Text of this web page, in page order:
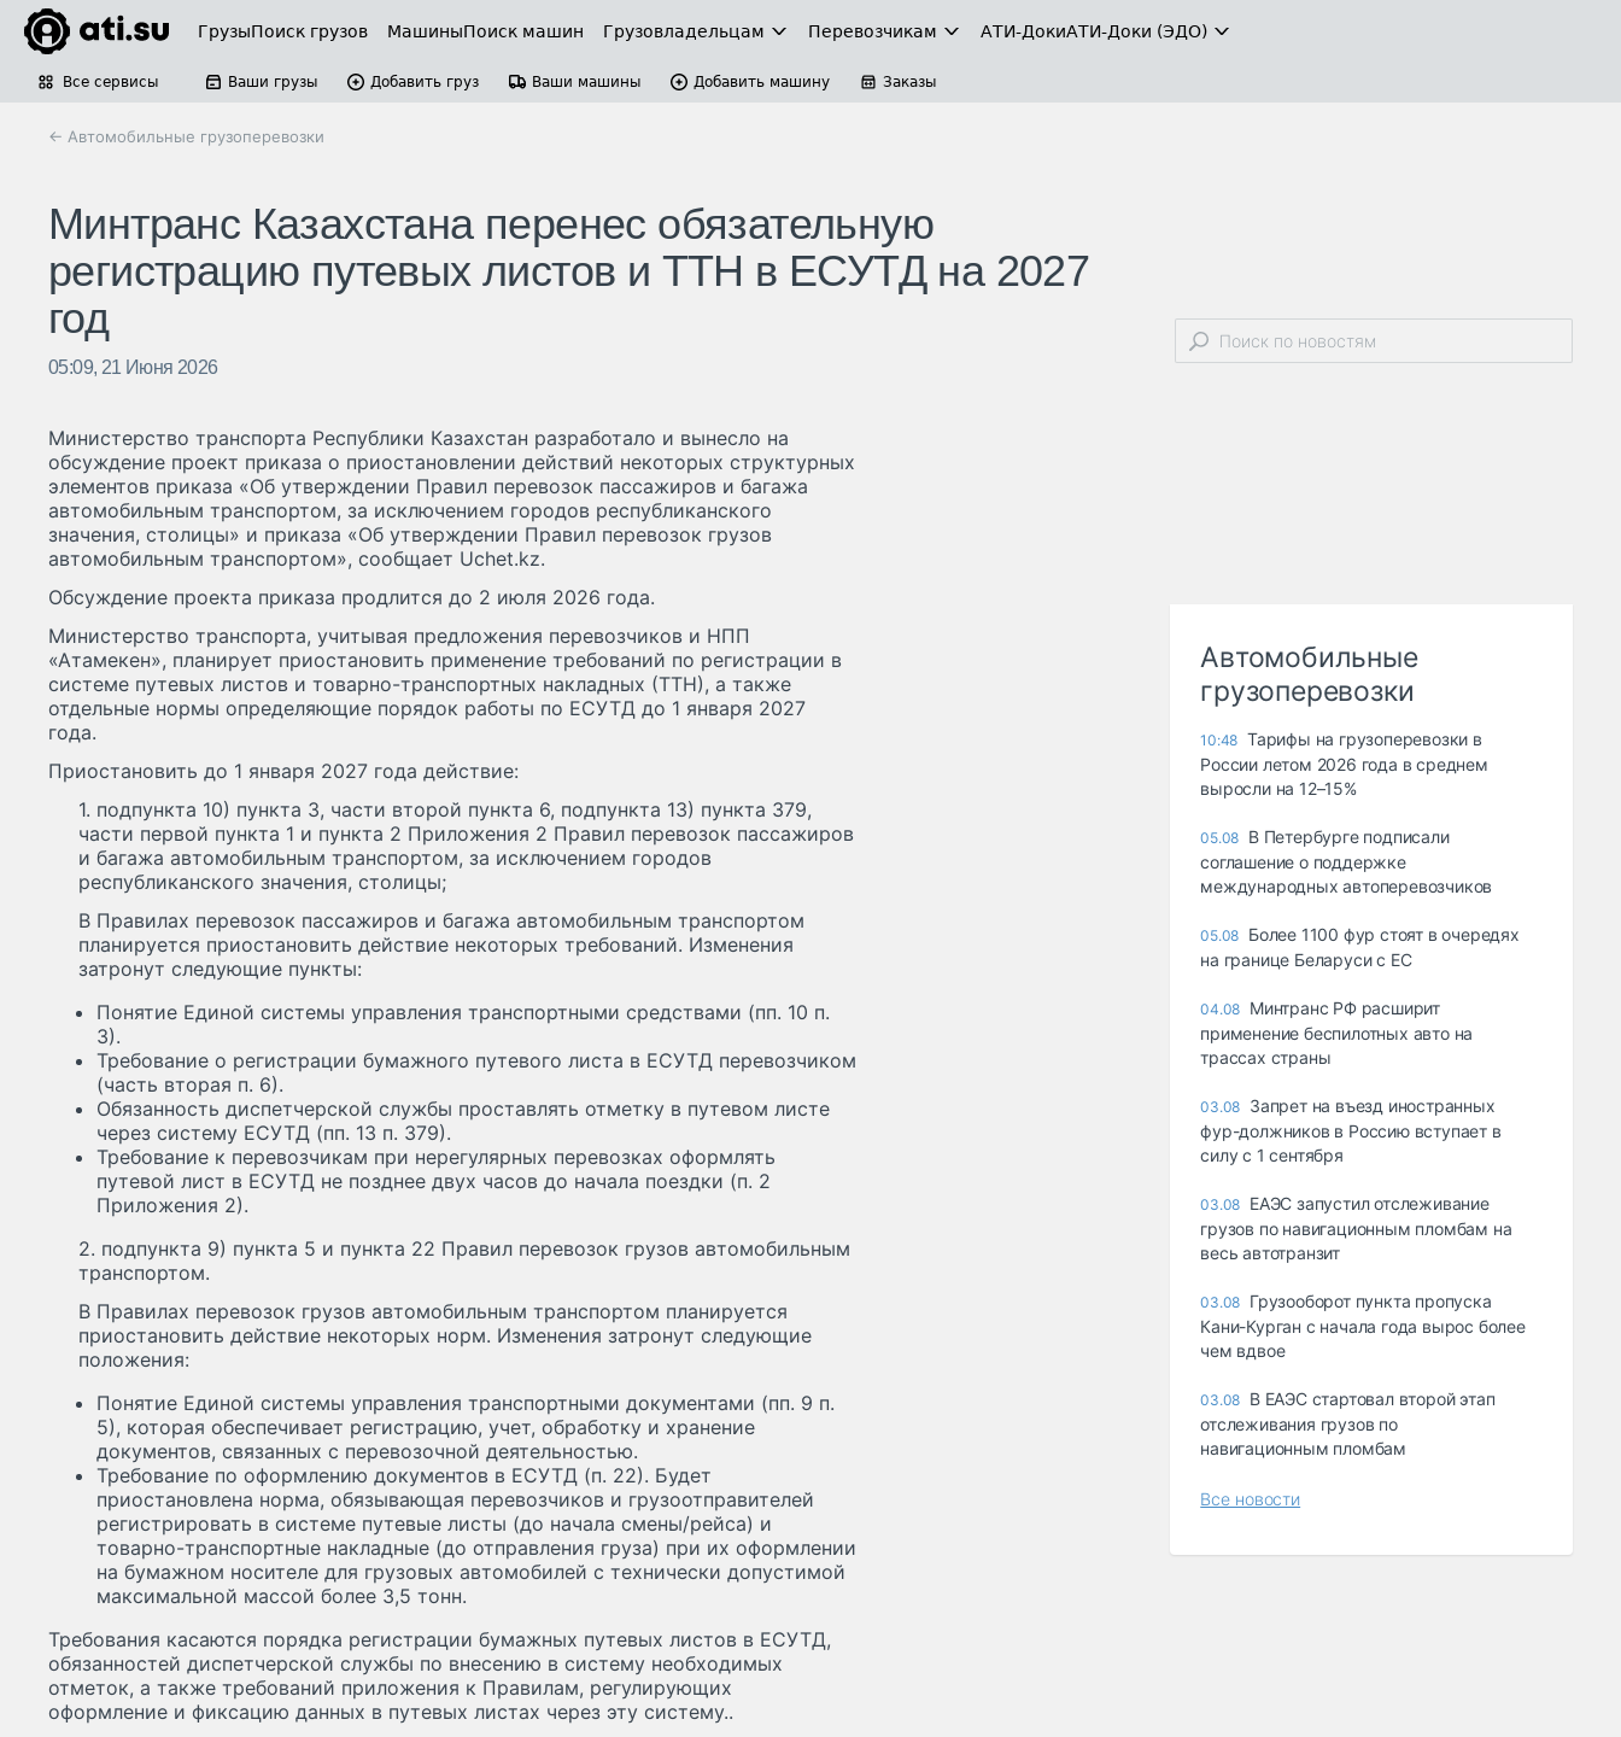
ГрузыПоиск грузов МашиныПоиск машин Грузовладельцам Перевозчикам АТИ-ДокиАТИ-Доки (ЭДО)
Все сервисы Ваши грузы Добавить груз Ваши машины Добавить машину Заказы
← Автомобильные грузоперевозки
Минтранс Казахстана перенес обязательную
регистрацию путевых листов и ТТН в ЕСУТД на 2027
год
05:09, 21 Июня 2026
Министерство транспорта Республики Казахстан разработало и вынесло на
обсуждение проект приказа о приостановлении действий некоторых структурных
элементов приказа «Об утверждении Правил перевозок пассажиров и багажа
автомобильным транспортом, за исключением городов республиканского
значения, столицы» и приказа «Об утверждении Правил перевозок грузов
автомобильным транспортом», сообщает Uchet.kz.
Обсуждение проекта приказа продлится до 2 июля 2026 года.
Министерство транспорта, учитывая предложения перевозчиков и НПП
«Атамекен», планирует приостановить применение требований по регистрации в
системе путевых листов и товарно-транспортных накладных (ТТН), а также
отдельные нормы определяющие порядок работы по ЕСУТД до 1 января 2027
года.
Приостановить до 1 января 2027 года действие:
1. подпункта 10) пункта 3, части второй пункта 6, подпункта 13) пункта 379,
части первой пункта 1 и пункта 2 Приложения 2 Правил перевозок пассажиров
и багажа автомобильным транспортом, за исключением городов
республиканского значения, столицы;
В Правилах перевозок пассажиров и багажа автомобильным транспортом
планируется приостановить действие некоторых требований. Изменения
затронут следующие пункты:
Понятие Единой системы управления транспортными средствами (пп. 10 п.
3).
Требование о регистрации бумажного путевого листа в ЕСУТД перевозчиком
(часть вторая п. 6).
Обязанность диспетчерской службы проставлять отметку в путевом листе
через систему ЕСУТД (пп. 13 п. 379).
Требование к перевозчикам при нерегулярных перевозках оформлять
путевой лист в ЕСУТД не позднее двух часов до начала поездки (п. 2
Приложения 2).
2. подпункта 9) пункта 5 и пункта 22 Правил перевозок грузов автомобильным
транспортом.
В Правилах перевозок грузов автомобильным транспортом планируется
приостановить действие некоторых норм. Изменения затронут следующие
положения:
Понятие Единой системы управления транспортными документами (пп. 9 п.
5), которая обеспечивает регистрацию, учет, обработку и хранение
документов, связанных с перевозочной деятельностью.
Требование по оформлению документов в ЕСУТД (п. 22). Будет
приостановлена норма, обязывающая перевозчиков и грузоотправителей
регистрировать в системе путевые листы (до начала смены/рейса) и
товарно-транспортные накладные (до отправления груза) при их оформлении
на бумажном носителе для грузовых автомобилей с технически допустимой
максимальной массой более 3,5 тонн.
Требования касаются порядка регистрации бумажных путевых листов в ЕСУТД,
обязанностей диспетчерской службы по внесению в систему необходимых
отметок, а также требований приложения к Правилам, регулирующих
оформление и фиксацию данных в путевых листах через эту систему..
Автомобильные
грузоперевозки
10:48 Тарифы на грузоперевозки в
России летом 2026 года в среднем
выросли на 12–15%
05.08 В Петербурге подписали
соглашение о поддержке
международных автоперевозчиков
05.08 Более 1100 фур стоят в очередях
на границе Беларуси с ЕС
04.08 Минтранс РФ расширит
применение беспилотных авто на
трассах страны
03.08 Запрет на въезд иностранных
фур-должников в Россию вступает в
силу с 1 сентября
03.08 ЕАЭС запустил отслеживание
грузов по навигационным пломбам на
весь автотранзит
03.08 Грузооборот пункта пропуска
Кани-Курган с начала года вырос более
чем вдвое
03.08 В ЕАЭС стартовал второй этап
отслеживания грузов по
навигационным пломбам
Все новости